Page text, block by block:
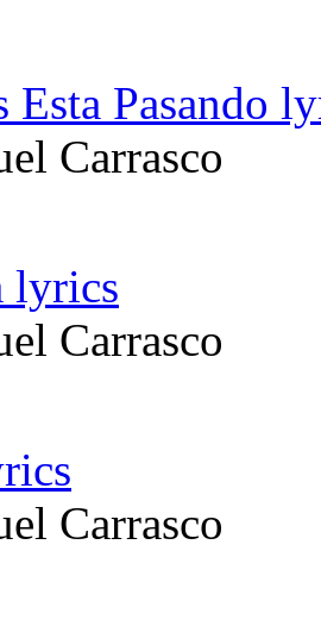
Esta Pasando
Carrasco
lyrics
Carrasco
Carrasco